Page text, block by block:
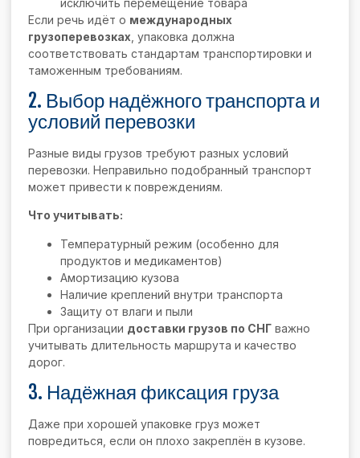
Если речь идёт о международных
грузоперевозках , упаковка должна
соответствовать стандартам транспортировки и
таможенным требованиям.
2. Выбор надёжного транспорта и
условий перевозки
Разные виды грузов требуют разных условий
перевозки. Неправильно подобранный транспорт
может привести к повреждениям.
Что учитывать:
Температурный режим (особенно для
продуктов и медикаментов)
Амортизацию кузова
Наличие креплений внутри транспорта
Защиту от влаги и пыли
При организации доставки грузов по СНГ важно
учитывать длительность маршрута и качество
дорог.
3. Надёжная фиксация груза
Даже при хорошей упаковке груз может
повредиться, если он плохо закреплён в кузове.